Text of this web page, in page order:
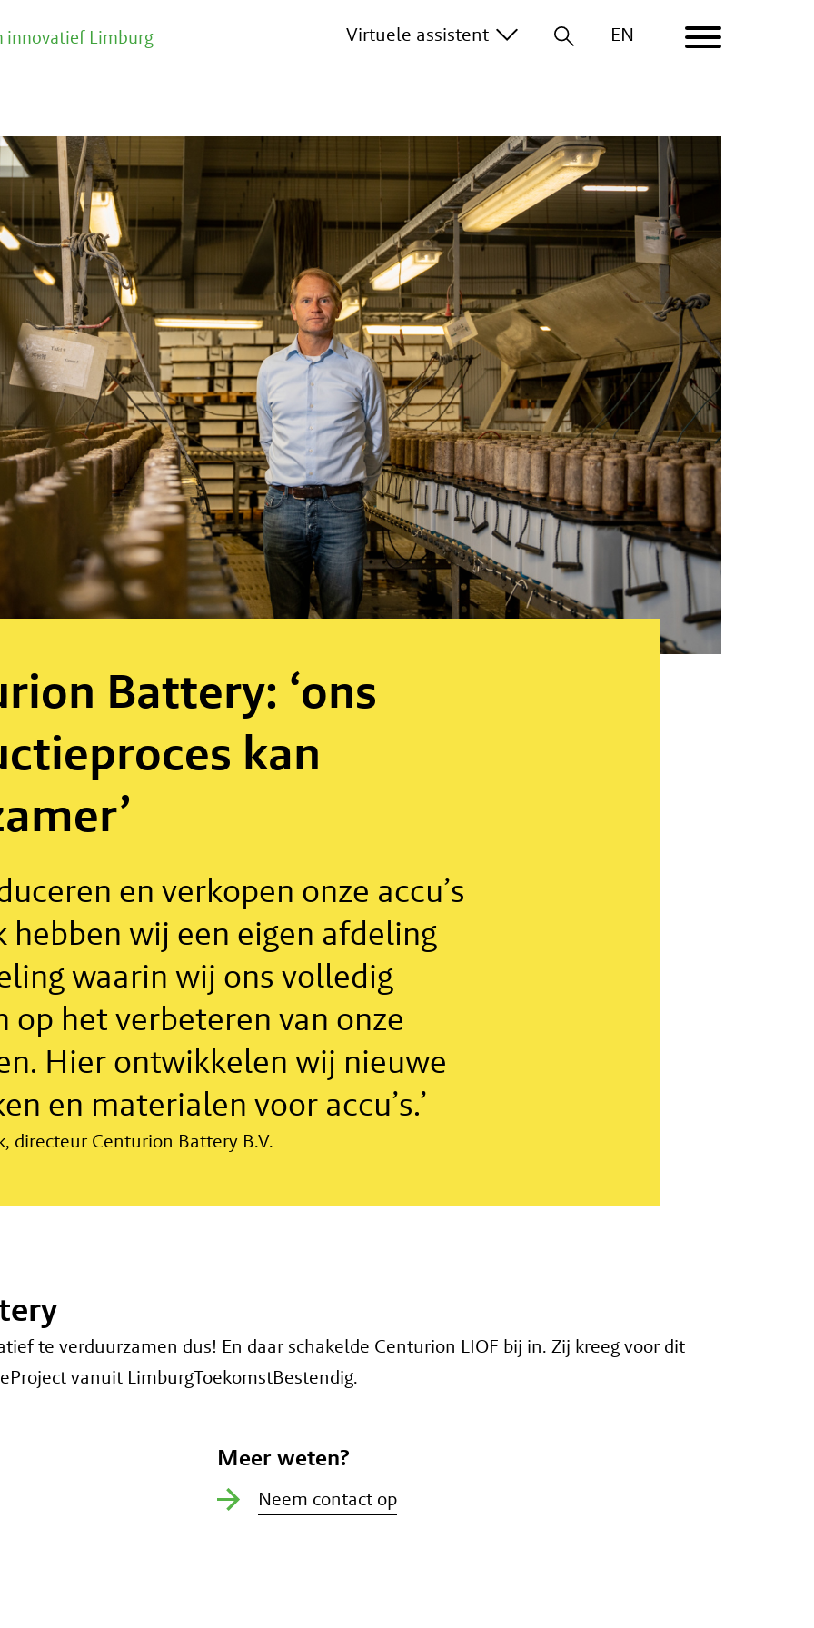
innovatief Limburg EN
Virtuele assistent
Battery: ‘ons
kan
en verkopen onze accu’s
hebben wij een eigen afdeling
waarin wij ons volledig
op het verbeteren van onze
Hier ontwikkelen wij nieuwe
en materialen voor accu’s.’
directeur Centurion Battery B.V.
te verduurzamen dus! En daar schakelde Centurion LIOF bij in. Zij kreeg voor dit
vanuit LimburgToekomstBestendig.
Meer weten?
Neem contact op